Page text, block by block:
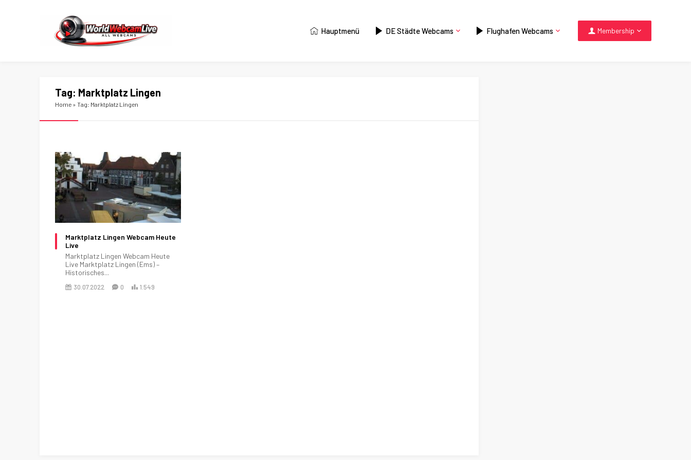
Hauptmenü DE Städte Webcams Flughafen Webcams Membership
Tag: Marktplatz Lingen
Home » Tag: Marktplatz Lingen
Marktplatz Lingen Webcam Heute
Live
Marktplatz Lingen Webcam Heute
Live Marktplatz Lingen (Ems) –
Historisches...
30.07.2022 0 1.549